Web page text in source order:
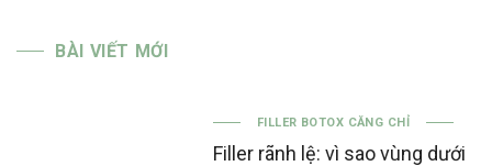
BÀI VIẾT MỚI
FILLER BOTOX CĂNG CHỈ
Filler rãnh lệ: vì sao vùng dưới